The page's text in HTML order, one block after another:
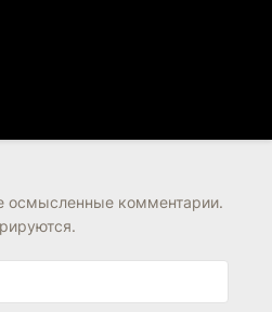
осмысленные комментарии.